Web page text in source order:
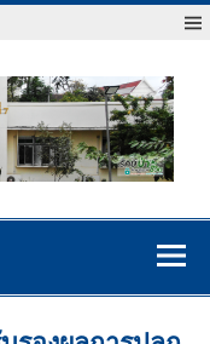
สจป.ที่ 7
อนแก่น)